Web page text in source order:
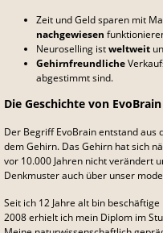
Zeit und Geld sparen mit
nachgewiesen
Neuroselling istweltweit
Gehirnfreundliche
abgestimmt sind.
Die Geschichte von EvoBrain
Der Begriff EvoBrain entstand aus
dem Gehirn. Das Gehirn hat sich
vor 10.000 Jahren nicht verändert
Denkmuster auch über unser
Seit ich 12 Jahre alt bin
2008 erhielt ich mein Diplom im